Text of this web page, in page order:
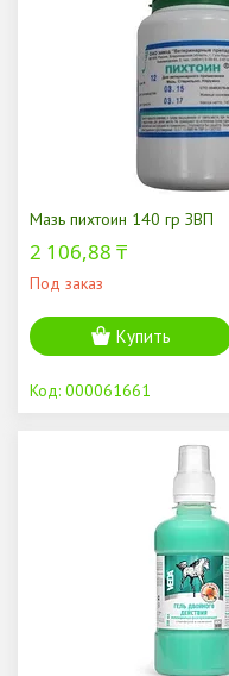
Мазь пихтоин 140 гр ЗВП
2 106,88 ₸
Под заказ
Купить
000061661